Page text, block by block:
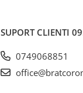
SUPORT CLIENTI
0749068851